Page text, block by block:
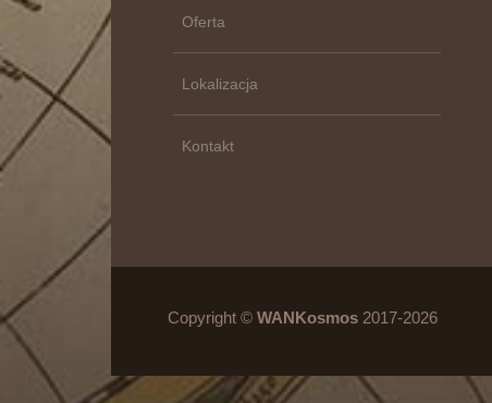
Oferta
Lokalizacja
Kontakt
Copyright © WANKosmos 2017-2026